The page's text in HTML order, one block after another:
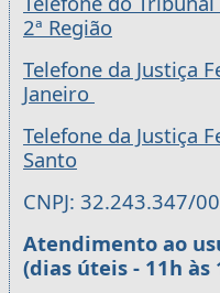
2ª Região
Telefone da Justiça
Janeiro
Telefone da Justiça
Santo
CNPJ: 32.243.347/
Atendimento ao
(dias úteis - 11h às